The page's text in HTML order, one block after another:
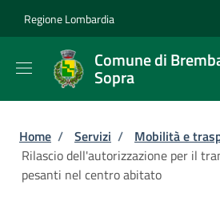
Regione Lombardia
Comune di
Sopra
Briciole di pane
Home / Servizi / Mobilità e
Rilascio dell'autorizzazione per il
pesanti nel centro abitato